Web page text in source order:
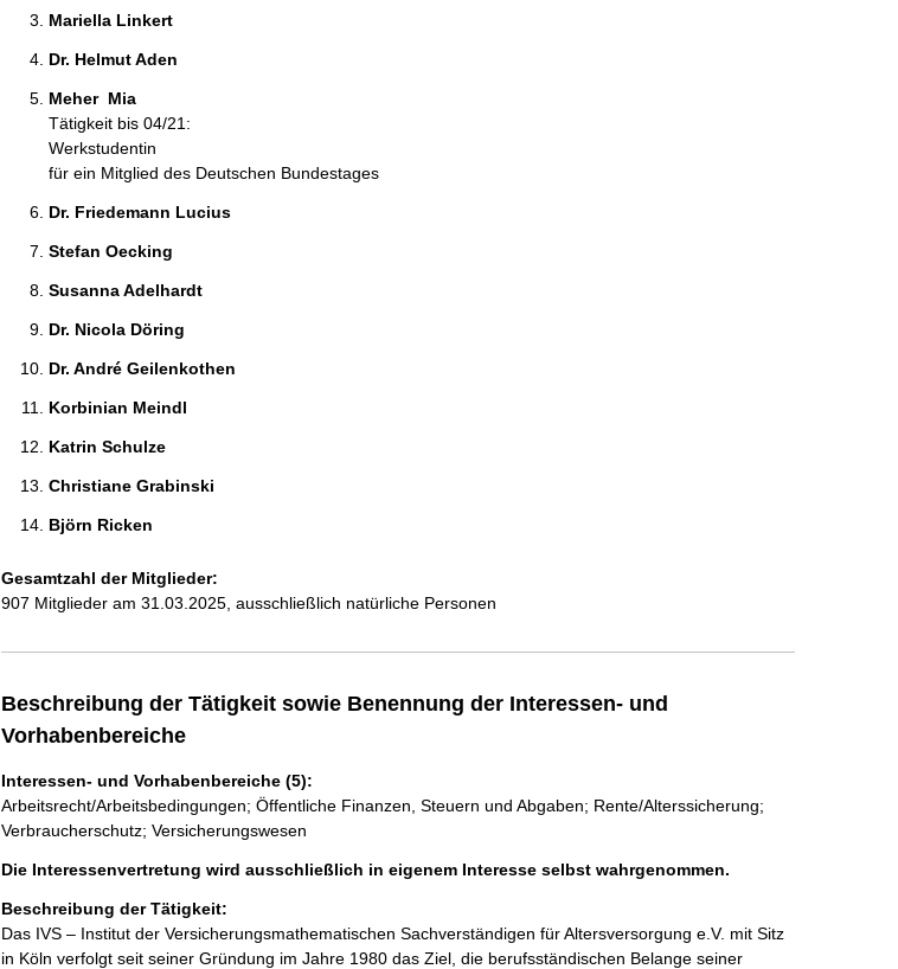
Mariella Linkert
Dr. Helmut Aden
Meher  Mia
Tätigkeit bis 04/21:
Werkstudentin
für ein Mitglied des Deutschen Bundestages
Dr. Friedemann Lucius
Stefan Oecking
Susanna Adelhardt
Dr. Nicola Döring
Dr. André Geilenkothen
Korbinian Meindl
Katrin Schulze
Christiane Grabinski
Björn Ricken
Gesamtzahl der Mitglieder:
907 Mitglieder am 31.03.2025, ausschließlich natürliche Personen
Beschreibung der Tätigkeit sowie Benennung der Interessen- und
Vorhabenbereiche
Interessen- und Vorhabenbereiche (5):
Arbeitsrecht/Arbeitsbedingungen; Öffentliche Finanzen, Steuern und Abgaben; Rente/Alterssicherung;
Verbraucherschutz; Versicherungswesen
Die Interessenvertretung wird ausschließlich in eigenem Interesse selbst wahrgenommen.
Beschreibung der Tätigkeit:
Das IVS – Institut der Versicherungsmathematischen Sachverständigen für Altersversorgung e.V. mit Sitz
in Köln verfolgt seit seiner Gründung im Jahre 1980 das Ziel, die berufsständischen Belange seiner